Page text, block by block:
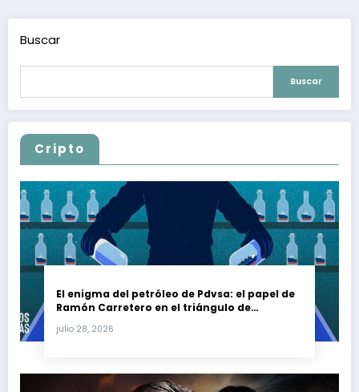
Buscar
Buscar
Cripto
El enigma del petróleo de Pdvsa: el papel de
Ramón Carretero en el triángulo de
julio 28, 2026